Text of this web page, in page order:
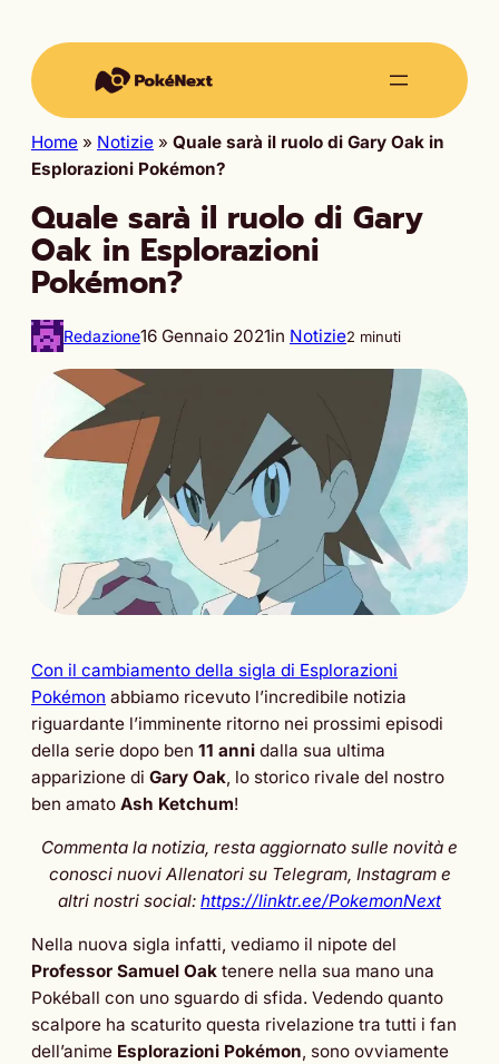
Home » Notizie » Quale sarà il ruolo di Gary Oak in
Esplorazioni Pokémon?
Quale sarà il ruolo di Gary
Oak in Esplorazioni
Pokémon?
Redazione16 Gennaio 2021in Notizie2 minuti
Con il cambiamento della sigla di Esplorazioni
Pokémon abbiamo ricevuto l’incredibile notizia
riguardante l’imminente ritorno nei prossimi episodi
della serie dopo ben 11 anni dalla sua ultima
apparizione di Gary Oak, lo storico rivale del nostro
ben amato Ash Ketchum!
Commenta la notizia, resta aggiornato sulle novità e
conosci nuovi Allenatori su Telegram, Instagram e
altri nostri social: https://linktr.ee/PokemonNext
Nella nuova sigla infatti, vediamo il nipote del
Professor Samuel Oak tenere nella sua mano una
Pokéball con uno sguardo di sfida. Vedendo quanto
scalpore ha scaturito questa rivelazione tra tutti i fan
dell’anime Esplorazioni Pokémon, sono ovviamente